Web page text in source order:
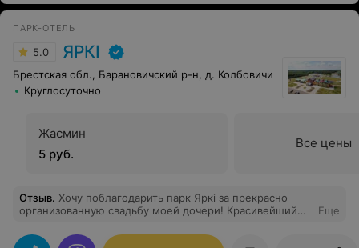
ПАРК-ОТЕЛЬ
5.0 ЯРКI
Брестская обл., Барановичский р-н, д. Колбовичи
Круглосуточно
Жасмин
5 руб.
Все цены
Отзыв. Хочу поблагодарить парк Яркі за прекрасно
организованную свадьбу моей дочери! Красивейший
понравилось всем гостям. Уровень обслуживания
Еще